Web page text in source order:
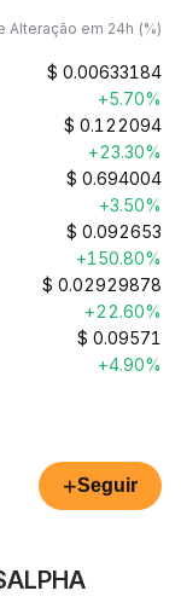
Alteração em 24h (%)
$ 0.00633184
+5.70%
$ 0.122094
+23.30%
$ 0.694004
+3.50%
$ 0.092653
+150.80%
$ 0.02929878
+22.60%
$ 0.09571
+4.90%
+Seguir